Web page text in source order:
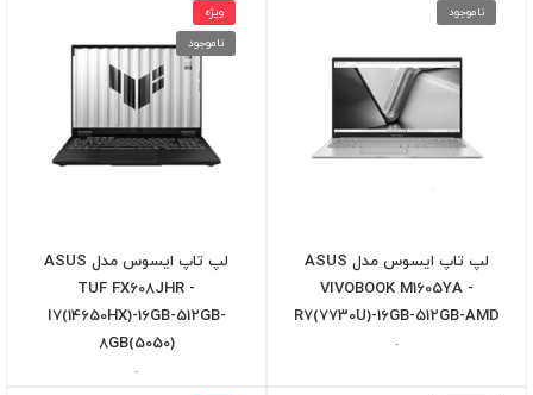
ناموجود
لپ تاپ ایسوس مدل ASUS
VIVOBOOK M1605YA -
R7(7730U)-16GB-512GB-AMD
-
ویژه
ناموجود
لپ تاپ ایسوس مدل ASUS
TUF FX608JHR -
I7(14650HX)-16GB-512GB-
8GB(5050)
-